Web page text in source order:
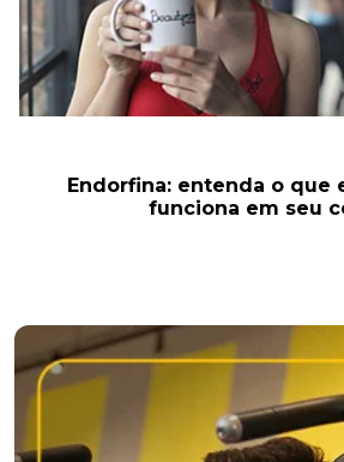
Endorfina: entenda o que
funciona em seu